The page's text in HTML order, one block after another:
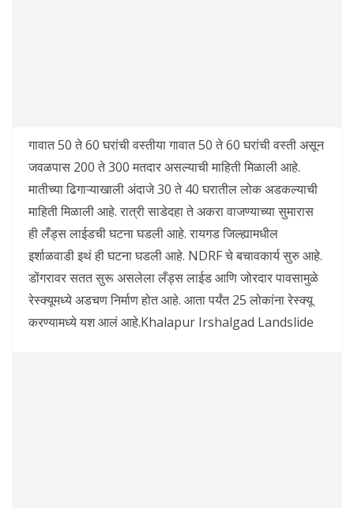
गावात 50 ते 60 घरांची वस्तीया गावात 50 ते 60 घरांची वस्ती असून
जवळपास 200 ते 300 मतदार असल्याची माहिती मिळाली आहे.
मातीच्या ढिगाऱ्याखाली अंदाजे 30 ते 40 घरातील लोक अडकल्याची
माहिती मिळाली आहे. रात्री साडेदहा ते अकरा वाजण्याच्या सुमारास
ही लँड्स लाईडची घटना घडली आहे. रायगड जिल्ह्यामधील
इर्शाळवाडी इथं ही घटना घडली आहे. NDRF चे बचावकार्य सुरु आहे.
डोंगरावर सतत सुरू असलेला लँड्स लाईड आणि जोरदार पावसामुळे
रेस्क्यूमध्ये अडचण निर्माण होत आहे. आता पर्यंत 25 लोकांना रेस्क्यू
करण्यामध्ये यश आलं आहे.Khalapur Irshalgad Landslide